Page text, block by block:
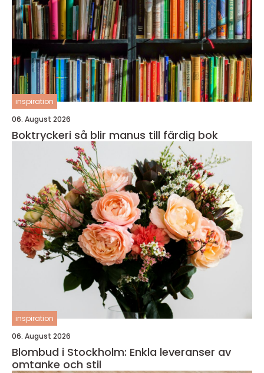
inspiration
06. August 2026
Boktryckeri så blir manus till färdig bok
inspiration
06. August 2026
Blombud i Stockholm: Enkla leveranser av
omtanke och stil